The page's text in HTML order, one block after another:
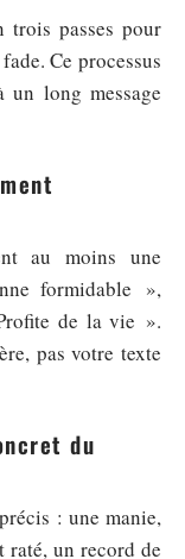
trois passes pour
Ce processus
un long message
au moins une
formidable »,
de la vie ».
pas votre texte
du
: une manie,
raté, un record de